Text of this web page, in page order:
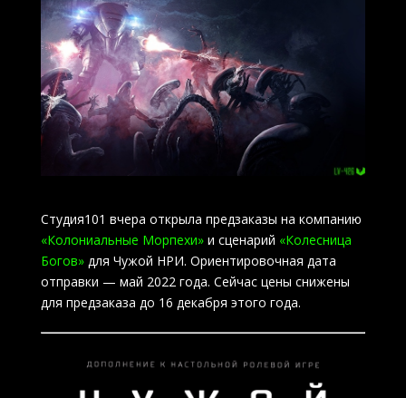
Студия101 вчера открыла предзаказы на компанию
«Колониальные Морпехи»и сценарий «Колесница
Богов»для Чужой НРИ. Ориентировочная дата
отправки — май 2022 года. Сейчас цены снижены
для предзаказа до 16 декабря этого года.